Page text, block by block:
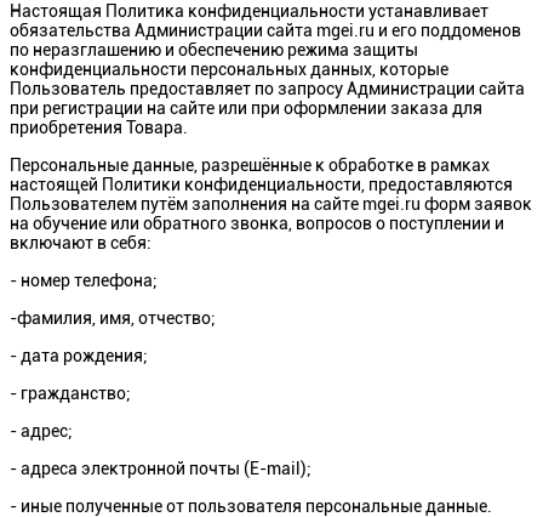
Настоящая Политика конфиденциальности устанавливает
обязательства Администрации сайта mgei.ru и его поддоменов
по неразглашению и обеспечению режима защиты
конфиденциальности персональных данных, которые
Пользователь предоставляет по запросу Администрации сайта
при регистрации на сайте или при оформлении заказа для
приобретения Товара.
Персональные данные, разрешённые к обработке в рамках
настоящей Политики конфиденциальности, предоставляются
Пользователем путём заполнения на сайте mgei.ru форм заявок
на обучение или обратного звонка, вопросов о поступлении и
включают в себя:
- номер телефона;
-фамилия, имя, отчество;
- дата рождения;
- гражданство;
- адрес;
- адреса электронной почты (E-mail);
- иные полученные от пользователя персональные данные.